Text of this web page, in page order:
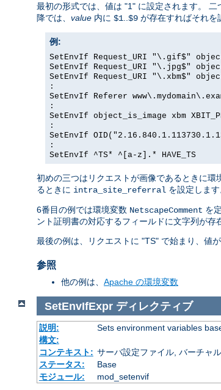
最初の形式では、値は "1" に設定されます。
降では、 value 内に $1 $9 が存在すればそれを
例:
SetEnvIf Request_URI "\.gif$"
SetEnvIf Request_URI "\.jpg$"
SetEnvIf Request_URI "\.xbm$"
:
SetEnvIf Referer
:
SetEnvIf object_is_image xbm
:
SetEnvIf
:
SetEnvIf ^TS* ^[a-z].* HAVE_TS
初めの三つはリクエストが画像であるときに環
るときに intra_site_referral を設定します
6番目の例では環境変数 NetscapeComment を
ント証明書の対応するフィールドに文字列が存
最後の例は、リクエストに "TS" で始まり、値
参照
他の例は、 Apache の環境変数
SetEnvIfExpr ディレクティブ
説明:
Sets environment variables
構文:
コンテキスト: サーバ設定ファイル, バーチャ
ステータス:
Base
モジュール:
mod_setenvif